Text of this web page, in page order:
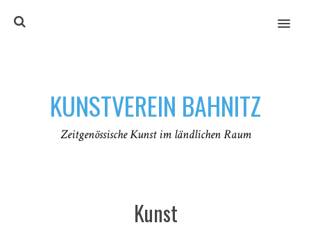
MENU
KUNSTVEREIN BAHNITZ
Zeitgenössische Kunst im ländlichen Raum
Kunst